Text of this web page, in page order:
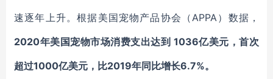
速逐年上升。根据美国宠物产品协会（APPA）数据，
2020年美国宠物市场消费支出达到 1036亿美元，首次
超过1000亿美元，比2019年同比增长6.7%。